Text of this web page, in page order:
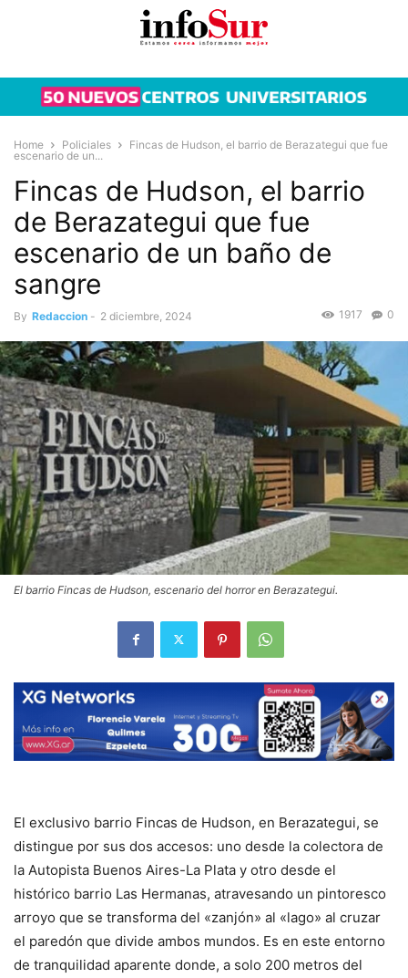
Home Policiales
Fincas de Hudson, el barrio de Berazategui que fue
escenario de un...
Fincas de Hudson, el barrio
de Berazategui que fue
escenario de un baño de
sangre
By Redaccion - 2 diciembre, 2024 0
1917
El barrio Fincas de Hudson, escenario del horror en Berazategui.
El exclusivo barrio Fincas de Hudson, en Berazategui, se
distingue por sus dos accesos: uno desde la colectora de
la Autopista Buenos Aires-La Plata y otro desde el
histórico barrio Las Hermanas, atravesando un pintoresco
arroyo que se transforma del «zanjón» al «lago» al cruzar
el paredón que divide ambos mundos. Es en este entorno
de tranquilidad aparente donde, a solo 200 metros del